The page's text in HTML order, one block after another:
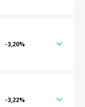
-3,20%
-3,22%